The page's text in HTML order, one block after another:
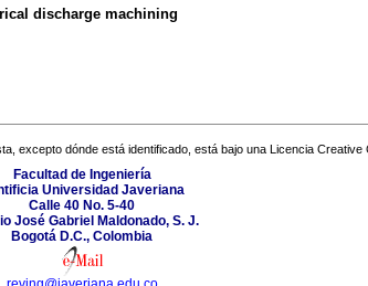
discharge machining
excepto dónde está identificado, está bajo una Licencia Creative
Facultad de Ingeniería
Universidad Javeriana
Calle 40 No. 5-40
José Gabriel Maldonado, S. J.
Bogotá D.C., Colombia